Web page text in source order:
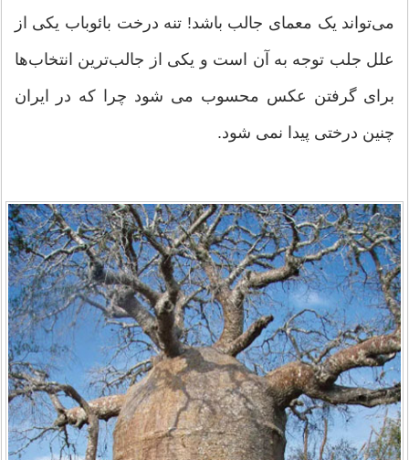
می‌تواند یک معمای جالب باشد! تنه درخت بائوباب یکی از
علل جلب توجه به آن است و یکی از جالب‌ترین انتخاب‌ها
برای گرفتن عکس محسوب می شود چرا که در ایران
چنین درختی پیدا نمی شود.